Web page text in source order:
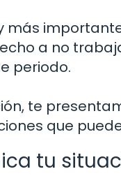
más
a no
periodo.
te
que
tu